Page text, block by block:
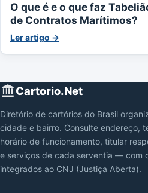
O que é e o que faz
de Contratos Marítimos?
Ler artigo →
Cartorio.Net
Diretório de cartórios do Brasil
cidade e bairro. Consulte endereço,
horário de funcionamento, titular
e serviços de cada serventia — com
integrados ao CNJ (Justiça Aberta).